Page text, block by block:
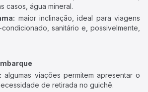
casos, água mineral.
maior inclinação, ideal para viagens
sanitário e, possivelmente,
algumas viações permitem apresentar o
de retirada no guichê.